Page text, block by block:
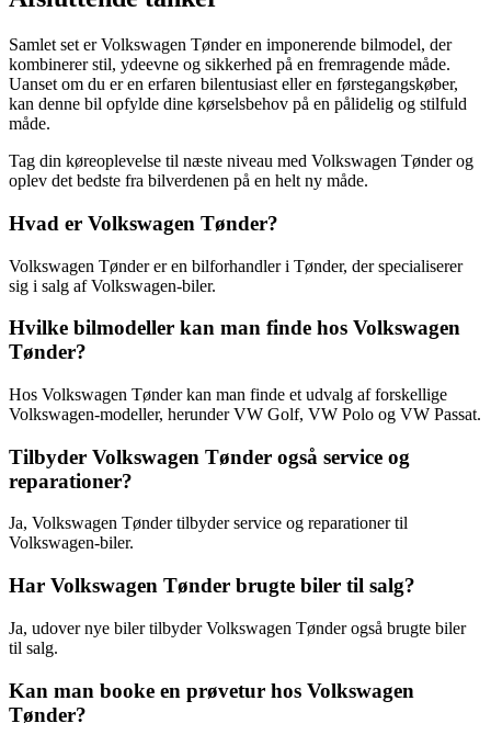
Samlet set er Volkswagen Tønder en imponerende bilmodel, der
kombinerer stil, ydeevne og sikkerhed på en fremragende måde.
Uanset om du er en erfaren bilentusiast eller en førstegangskøber,
kan denne bil opfylde dine kørselsbehov på en pålidelig og stilfuld
måde.
Tag din køreoplevelse til næste niveau med Volkswagen Tønder og
oplev det bedste fra bilverdenen på en helt ny måde.
Hvad er Volkswagen Tønder?
Volkswagen Tønder er en bilforhandler i Tønder, der specialiserer
sig i salg af Volkswagen-biler.
Hvilke bilmodeller kan man finde hos Volkswagen
Tønder?
Hos Volkswagen Tønder kan man finde et udvalg af forskellige
Volkswagen-modeller, herunder VW Golf, VW Polo og VW Passat.
Tilbyder Volkswagen Tønder også service og
reparationer?
Ja, Volkswagen Tønder tilbyder service og reparationer til
Volkswagen-biler.
Har Volkswagen Tønder brugte biler til salg?
Ja, udover nye biler tilbyder Volkswagen Tønder også brugte biler
til salg.
Kan man booke en prøvetur hos Volkswagen
Tønder?